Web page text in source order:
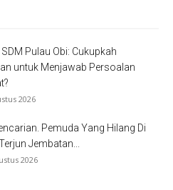
Pulau Obi: Cukupkah
untuk Menjawab Persoalan
2026
Pemuda Yang Hilang Di
Jembatan...
2026